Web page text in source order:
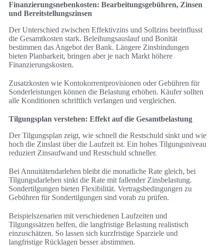
Finanzierungsnebenkosten: Bearbeitungsgebühren, Zinsen
und Bereitstellungszinsen
Der Unterschied zwischen Effektivzins und Sollzins beeinflusst
die Gesamtkosten stark. Beleihungsauslauf und Bonität
bestimmen das Angebot der Bank. Längere Zinsbindungen
bieten Planbarkeit, bringen aber je nach Markt höhere
Finanzierungskosten.
Zusatzkosten wie Kontokorrentprovisionen oder Gebühren für
Sonderleistungen können die Belastung erhöhen. Käufer sollten
alle Konditionen schriftlich verlangen und vergleichen.
Tilgungsplan verstehen: Effekt auf die Gesamtbelastung
Der Tilgungsplan zeigt, wie schnell die Restschuld sinkt und wie
hoch die Zinslast über die Laufzeit ist. Ein hohes Tilgungsniveau
reduziert Zinsaufwand und Restschuld schneller.
Bei Annuitätendarlehen bleibt die monatliche Rate gleich, bei
Tilgungsdarlehen sinkt die Rate mit fallender Zinsbelastung.
Sondertilgungen bieten Flexibilität. Vertragsbedingungen zu
Gebühren für Sondertilgungen sind vorab zu prüfen.
Beispielszenarien mit verschiedenen Laufzeiten und
Tilgungssätzen helfen, die langfristige Belastung realistisch
einzuschätzen. So lassen sich kurzfristige Sparziele und
langfristige Rücklagen besser abstimmen.